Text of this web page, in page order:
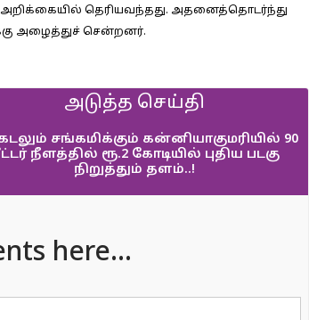
அறிக்கையில் தெரியவந்தது. அதனைத்தொடர்ந்து
அழைத்துச் சென்றனர்.
அடுத்த செய்தி
சங்கமிக்கும் கன்னியாகுமரியில் 90
நீளத்தில் ரூ.2 கோடியில் புதிய படகு
நிறுத்தும் தளம்..!
here...